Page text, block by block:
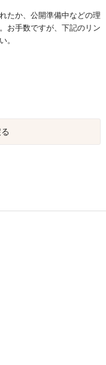
たか、公開準備中などの理
お手数ですが、下記のリン
。